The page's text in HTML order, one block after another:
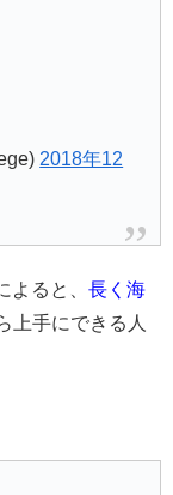
2018年12
ると、 長く海
上手にできる人